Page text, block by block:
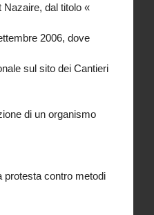
Nazaire, dal titolo «
2006, dove
sul sito dei Cantieri
di un organismo
protesta contro metodi